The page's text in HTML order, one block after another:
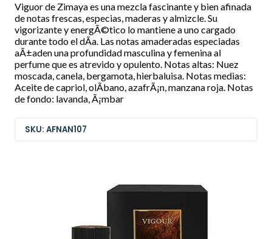
Viguor de Zimaya es una mezcla fascinante y bien afinada
de notas frescas, especias, maderas y almizcle. Su
vigorizante y energÃ©tico lo mantiene a uno cargado
durante todo el dÃ­a. Las notas amaderadas especiadas
aÃ±aden una profundidad masculina y femenina al
perfume que es atrevido y opulento. Notas altas: Nuez
moscada, canela, bergamota, hierbaluisa. Notas medias:
Aceite de capriol, olÃ­bano, azafrÃ¡n, manzana roja. Notas
de fondo: lavanda, Ã¡mbar
SKU: AFNAN107